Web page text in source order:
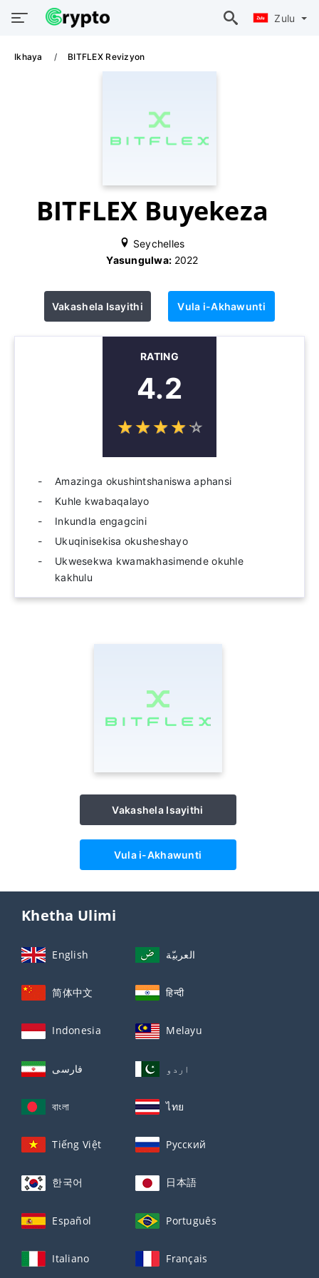
Zulu
Ikhaya BITFLEX Revizyon
BITFLEX Buyekeza
Seychelles
Yasungulwa: 2022
Vakashela Isayithi Vula i-Akhawunti
RATING
4.2
☆☆☆☆☆
★★★★★
Amazinga okushintshaniswa aphansi
Kuhle kwabaqalayo
Inkundla engagcini
Ukuqinisekisa okusheshayo
Ukwesekwa kwamakhasimende okuhle
kakhulu
Vakashela Isayithi
Vula i-Akhawunti
Khetha Ulimi
English العربيّة
简体中文 हिन्दी
Indonesia Melayu
فارسی اردو
বাংলা ไทย
Tiếng Việt Русский
한국어 日本語
Español Português
Italiano Français